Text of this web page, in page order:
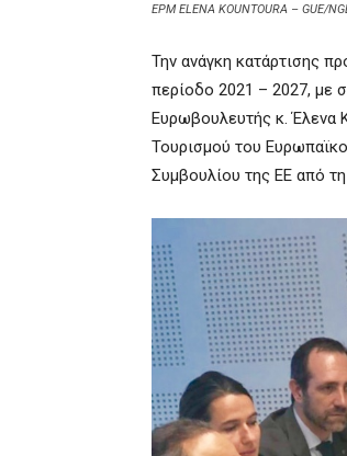
EPM ELENA KOUNTOURA – GUE/
Την ανάγκη κατάρτισης
περίοδο 2021 – 2027, με
Ευρωβουλευτής κ. Έλενα
Τουρισμού του
Συμβουλίου της ΕΕ από τη